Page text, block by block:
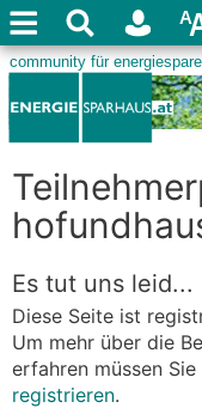
Es tut uns leid...
Diese Seite ist
Um mehr über die
erfahren müssen
registrieren.